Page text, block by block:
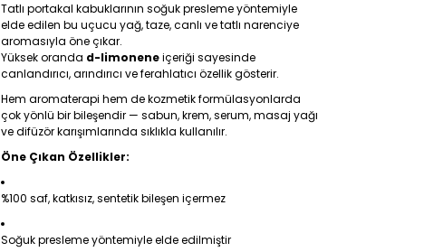
Tatlı portakal kabuklarının soğuk presleme yöntemiyle
elde edilen bu uçucu yağ, taze, canlı ve tatlı narenciye
aromasıyla öne çıkar.
Yüksek oranda d-limoneneiçeriği sayesinde
canlandırıcı, arındırıcı ve ferahlatıcı özellik gösterir.
Hem aromaterapi hem de kozmetik formülasyonlarda
çok yönlü bir bileşendir — sabun, krem, serum, masaj yağı
ve difüzör karışımlarında sıklıkla kullanılır.
Öne Çıkan Özellikler:
%100 saf, katkısız, sentetik bileşen içermez
Soğuk presleme yöntemiyle elde edilmiştir